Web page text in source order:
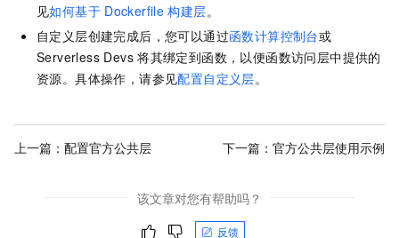
见如何基于 Dockerfile 构建层。
自定义层创建完成后，您可以通过函数计算控制台或
Serverless Devs 将其绑定到函数，以便函数访问层中提供的
资源。具体操作，请参见配置自定义层。
上一篇： 配置官方公共层 下一篇： 官方公共层使用示例
该文章对您有帮助吗？
反馈